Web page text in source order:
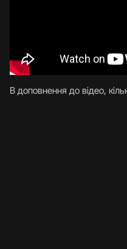
В доповнення до відео,